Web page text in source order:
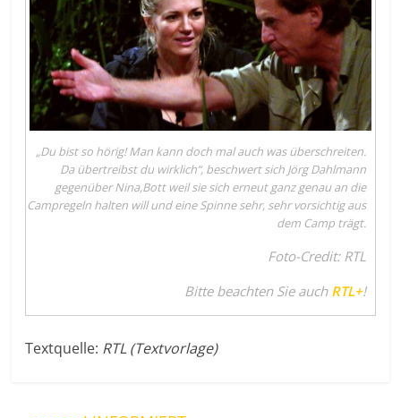
„Du bist so hörig! Man kann doch mal auch was überschreiten.
Da übertreibst du wirklich“, beschwert sich Jörg Dahlmann
gegenüber Nina,Bott weil sie sich erneut ganz genau an die
Campregeln halten will und eine Spinne sehr, sehr vorsichtig aus
dem Camp trägt.
Foto-Credit: RTL
Bitte beachten Sie auch RTL+!
Textquelle: RTL (Textvorlage)